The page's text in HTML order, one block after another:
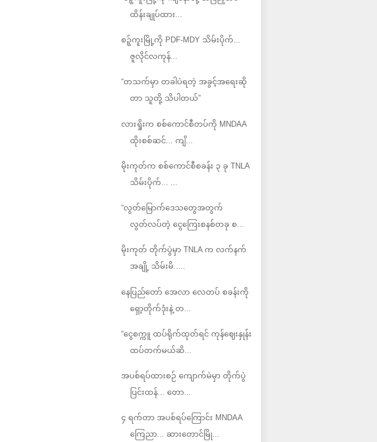
ထိန်းချုပ်ထား...
စဉ့်ကူးမြို့ကို PDF-MDY သိမ်းပိုက်...
ဇူလိုင်လကုန်...
“တသက်မှာ တခါပဲရတဲ့ အခွင့်အရေးဆို
တာ သူတို့ သိပါတယ်”
လားရှိုးက စစ်ကောင်စီတပ်ကို MNDAA
ထိုးစစ်ဆင်... ကျိ...
မိုးကုတ်က စစ်ကောင်စီစခန်း ၃ ခု TNLA
သိမ်းပိုက်... ...
“လွတ်မြောက်ဒေသတွေအတွက်
လွတ်လပ်တဲ့ ငွေကြေးစနစ်တခု စ...
မိုးကုတ် တိုက်ပွဲမှာ TNLA က လက်နက်
အချို့ သိမ်းမိ.....
နေပြည်တော် အေလာ လေတပ် စခန်းကို
ရှော့တိုက်ဒုံးနဲ့ တ...
“ငွေစက္ကူ ထပ်ရိုက်ထုတ်ရင် ကုန်ဈေးနှုန်း
ထပ်တက်မယ်ဆိ...
အပစ်ရပ်ထားစဉ် ကျောက်မဲမှာ တိုက်ပွဲ
ပြင်းထန်... တော...
၄ ရက်တာ အပစ်ရပ်ကြောင်း MNDAA
ကြေညာ... ဆားတောင်မြို...